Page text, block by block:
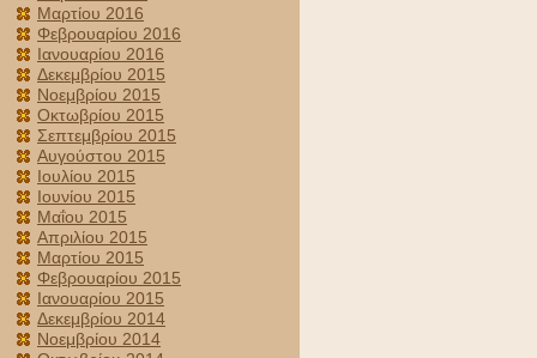
Μαρτίου 2016
Φεβρουαρίου 2016
Ιανουαρίου 2016
Δεκεμβρίου 2015
Νοεμβρίου 2015
Οκτωβρίου 2015
Σεπτεμβρίου 2015
Αυγούστου 2015
Ιουλίου 2015
Ιουνίου 2015
Μαΐου 2015
Απριλίου 2015
Μαρτίου 2015
Φεβρουαρίου 2015
Ιανουαρίου 2015
Δεκεμβρίου 2014
Νοεμβρίου 2014